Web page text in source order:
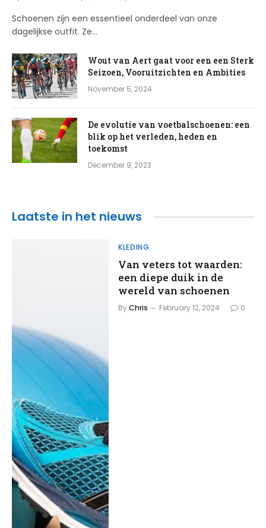
Schoenen zijn een essentieel onderdeel van onze
dagelijkse outfit. Ze…
Wout van Aert gaat voor een een Sterk
Seizoen, Vooruitzichten en Ambities
November 5, 2024
De evolutie van voetbalschoenen: een
blik op het verleden, heden en
toekomst
December 9, 2023
Laatste in het nieuws
KLEDING
Van veters tot waarden:
een diepe duik in de
wereld van schoenen
ByChris February 12, 2024 0